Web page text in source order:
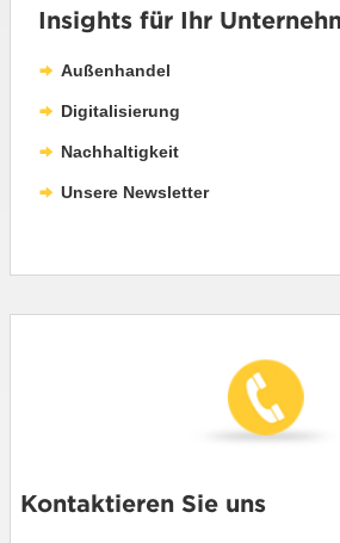
Insights für Ihr
Außenhandel
Digitalisierung
Nachhaltigkeit
Unsere Newsletter
Kontaktieren Sie uns